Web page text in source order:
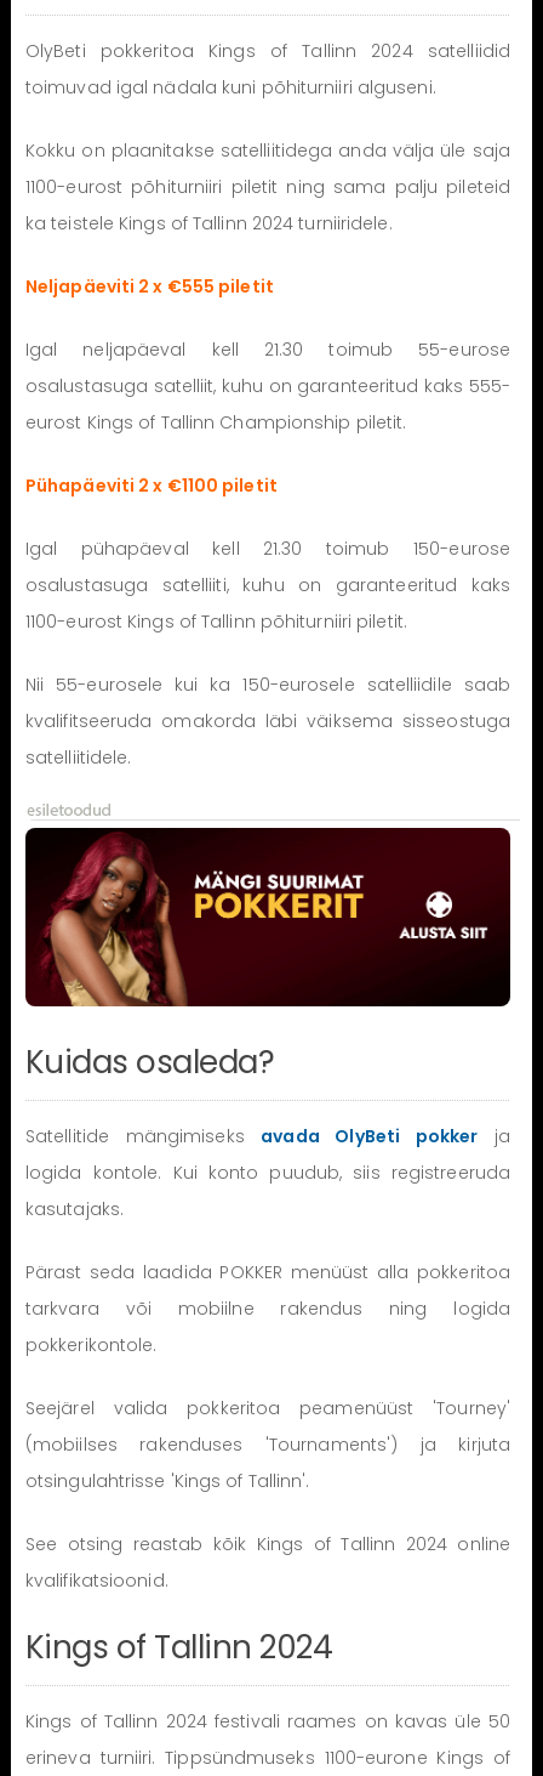
OlyBeti pokkeritoa Kings of Tallinn 2024 satelliidid
toimuvad igal nädala kuni põhiturniiri alguseni.
Kokku on plaanitakse satelliitidega anda välja üle saja
1100-eurost põhiturniiri piletit ning sama palju pileteid
ka teistele Kings of Tallinn 2024 turniiridele.
Neljapäeviti 2 x €555 piletit
Igal neljapäeval kell 21.30 toimub 55-eurose
osalustasuga satelliit, kuhu on garanteeritud kaks 555-
eurost Kings of Tallinn Championship piletit.
Pühapäeviti 2 x €1100 piletit
Igal pühapäeval kell 21.30 toimub 150-eurose
osalustasuga satelliiti, kuhu on garanteeritud kaks
1100-eurost Kings of Tallinn põhiturniiri piletit.
Nii 55-eurosele kui ka 150-eurosele satelliidile saab
kvalifitseeruda omakorda läbi väiksema sisseostuga
satelliitidele.
Kuidas osaleda?
Satellitide mängimiseks avada OlyBeti pokker ja
logida kontole. Kui konto puudub, siis registreeruda
kasutajaks.
Pärast seda laadida POKKER menüüst alla pokkeritoa
tarkvara või mobiilne rakendus ning logida
pokkerikontole.
Seejärel valida pokkeritoa peamenüüst 'Tourney'
(mobiilses rakenduses 'Tournaments') ja kirjuta
otsingulahtrisse 'Kings of Tallinn'.
See otsing reastab kõik Kings of Tallinn 2024 online
kvalifikatsioonid.
Kings of Tallinn 2024
Kings of Tallinn 2024 festivali raames on kavas üle 50
erineva turniiri. Tippsündmuseks 1100-eurone Kings of